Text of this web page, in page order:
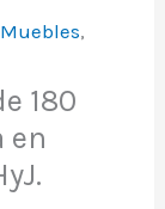
Muebles,
180
en